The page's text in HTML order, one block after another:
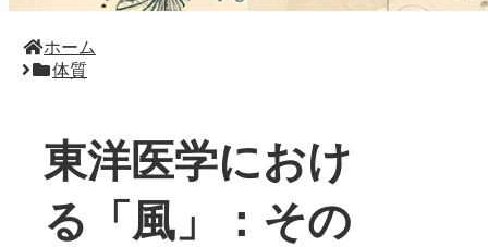
ホーム
体質
東洋医学におけ
る「風」：その